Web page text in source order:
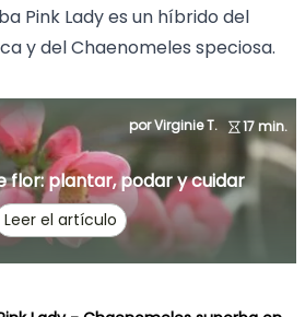
Pink Lady es un híbrido del
y del Chaenomeles speciosa.
por Virginie T. 17 min.
flor: plantar, podar y cuidar
Leer el artículo